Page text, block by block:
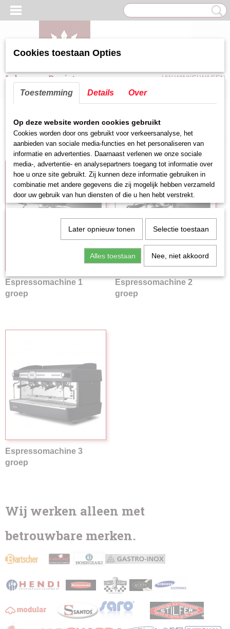
Inloggen Registreren UW WINKELWAGEN
Home>Groot keukenapparatuur >Espressomachine>
(Diamond)
Espressomachine 1
groep
Espressomachine 2
groep
Espressomachine 3
groep
Wij werken alleen met
betrouwbare merken.
Cookies toestaan Opties
Toestemming Details Over
Op deze website worden cookies gebruikt
Cookies worden door ons gebruikt voor verkeersanalyse, het
aanbieden van sociale media-functies en het personaliseren van
informatie en advertenties. Daarnaast verlenen we onze sociale
media-, advertentie- en analysepartners toegang tot informatie over
hoe u onze site gebruikt. Zij kunnen deze informatie gebruiken in
combinatie met andere gegevens die zij mogelijk hebben verzameld
door uw gebruik van hun diensten of die u hen hebt verstrekt.
Later opnieuw tonen Selectie toestaan
Alles toestaan Nee, niet akkoord